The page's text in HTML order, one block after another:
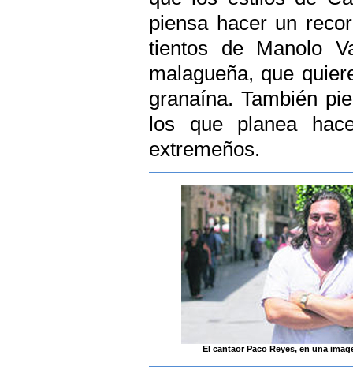
piensa hacer un
tientos de Manolo
malagueña, que
granaína. También
los que planea
extremeños.
El cantaor Paco Reyes, en una